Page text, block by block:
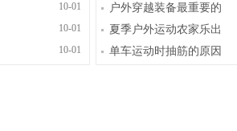
10-01
10-01
10-01
户外穿越装备最重要的
夏季户外运动农家乐出
单车运动时抽筋的原因